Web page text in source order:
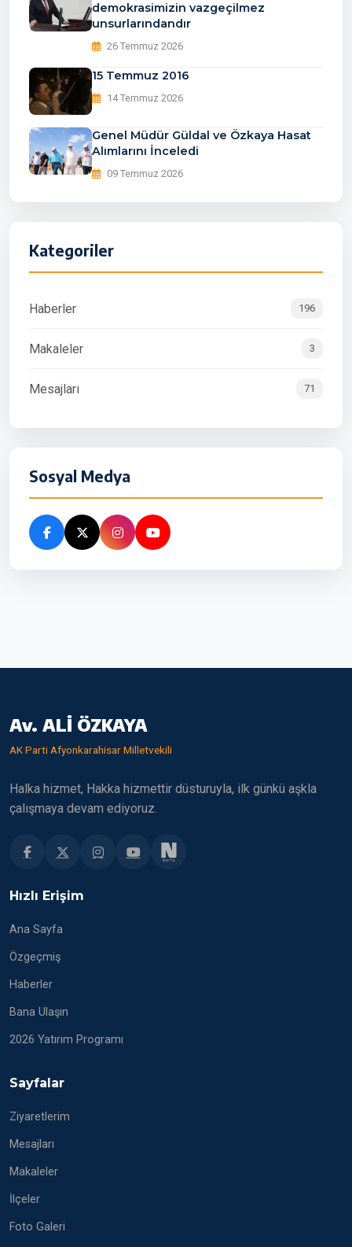
demokrasimizin vazgeçilmez
unsurlarındandır
26 Temmuz 2026
15 Temmuz 2016
14 Temmuz 2026
Genel Müdür Güldal ve Özkaya Hasat
Alımlarını İnceledi
09 Temmuz 2026
Kategoriler
Haberler 196
Makaleler 3
Mesajları 71
Sosyal Medya
Av. ALİ ÖZKAYA
AK Parti Afyonkarahisar Milletvekili
Halka hizmet, Hakka hizmettir düsturuyla, ilk günkü aşkla
çalışmaya devam ediyoruz.
Hızlı Erişim
Ana Sayfa
Özgeçmiş
Haberler
Bana Ulaşın
2026 Yatırım Programı
Sayfalar
Ziyaretlerim
Mesajları
Makaleler
İlçeler
Foto Galeri